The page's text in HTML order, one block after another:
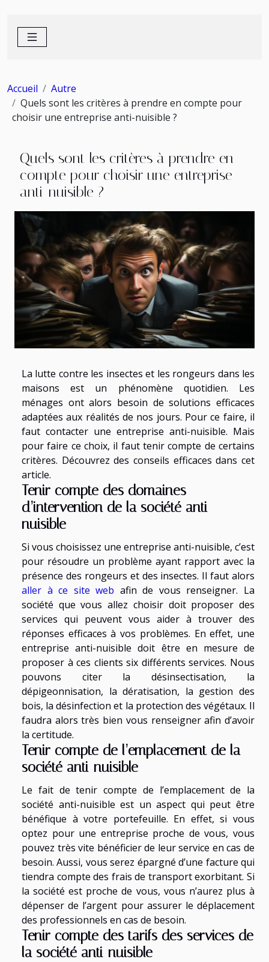
Accueil
Autre
Quels sont les critères à prendre en compte pour
choisir une entreprise anti-nuisible ?
Quels sont les critères à prendre en
compte pour choisir une entreprise
anti-nuisible ?
La lutte contre les insectes et les rongeurs dans les
maisons est un phénomène quotidien. Les
ménages ont alors besoin de solutions efficaces
adaptées aux réalités de nos jours. Pour ce faire, il
faut contacter une entreprise anti-nuisible. Mais
pour faire ce choix, il faut tenir compte de certains
critères. Découvrez des conseils efficaces dans cet
article.
Tenir compte des domaines
d’intervention de la société anti-
nuisible
Si vous choisissez une entreprise anti-nuisible, c’est
pour résoudre un problème ayant rapport avec la
présence des rongeurs et des insectes. Il faut alors
aller à ce site web afin de vous renseigner. La
société que vous allez choisir doit proposer des
services qui peuvent vous aider à trouver des
réponses efficaces à vos problèmes. En effet, une
entreprise anti-nuisible doit être en mesure de
proposer à ces clients six différents services. Nous
pouvons citer la désinsectisation, la
dépigeonnisation, la dératisation, la gestion des
bois, la désinfection et la protection des végétaux. Il
faudra alors très bien vous renseigner afin d’avoir
la certitude.
Tenir compte de l’emplacement de la
société anti-nuisible
Le fait de tenir compte de l’emplacement de la
société anti-nuisible est un aspect qui peut être
bénéfique à votre portefeuille. En effet, si vous
optez pour une entreprise proche de vous, vous
pouvez très vite bénéficier de leur service en cas de
besoin. Aussi, vous serez épargné d’une facture qui
tiendra compte des frais de transport exorbitant. Si
la société est proche de vous, vous n’aurez plus à
dépenser de l’argent pour assurer le déplacement
des professionnels en cas de besoin.
Tenir compte des tarifs des services de
la société anti-nuisible